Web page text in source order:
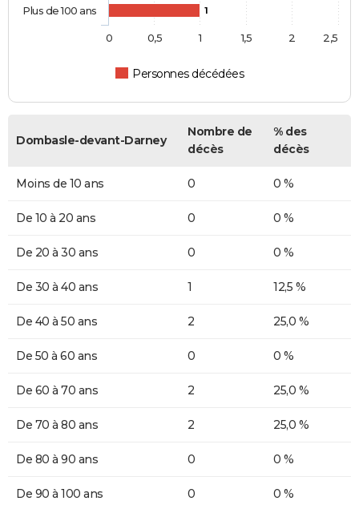
1
Personnes décédées
Plus de 100 ans
0 0,5 1 1,5 2 2,5
Dombasle-devant-Darney
Nombre de
décès
% des
décès
Moins de 10 ans 0 0 %
De 10 à 20 ans 0 0 %
De 20 à 30 ans 0 0 %
De 30 à 40 ans 1 12,5 %
De 40 à 50 ans 2 25,0 %
De 50 à 60 ans 0 0 %
De 60 à 70 ans 2 25,0 %
De 70 à 80 ans 2 25,0 %
De 80 à 90 ans 0 0 %
De 90 à 100 ans 0 0 %